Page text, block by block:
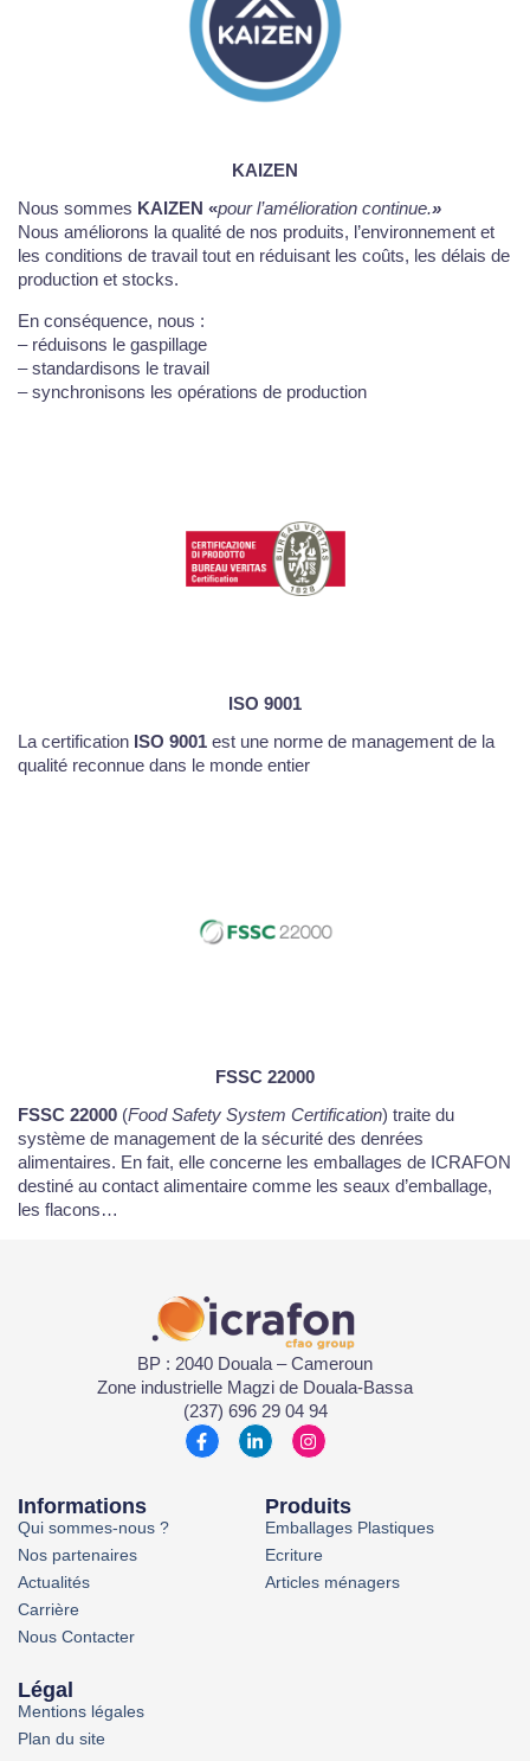
KAIZEN
Nous sommes KAIZEN «pour l’amélioration continue.»
Nous améliorons la qualité de nos produits, l’environnement et
les conditions de travail tout en réduisant les coûts, les délais de
production et stocks.
En conséquence, nous :
– réduisons le gaspillage
– standardisons le travail
– synchronisons les opérations de production
ISO 9001
La certification ISO 9001 est une norme de management de la
qualité reconnue dans le monde entier
FSSC 22000
FSSC 22000 (Food Safety System Certification) traite du
système de management de la sécurité des denrées
alimentaires. En fait, elle concerne les emballages de ICRAFON
destiné au contact alimentaire comme les seaux d’emballage,
les flacons…
BP : 2040 Douala – Cameroun
Zone industrielle Magzi de Douala-Bassa
(237) 696 29 04 94
Informations
Qui sommes-nous ?
Nos partenaires
Actualités
Carrière
Nous Contacter
Produits
Emballages Plastiques
Ecriture
Articles ménagers
Légal
Mentions légales
Plan du site